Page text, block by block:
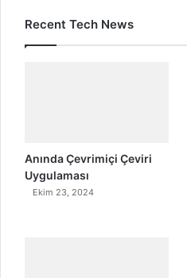
Recent Tech News
Anında Çevrimiçi Çeviri
Uygulaması
Ekim 23, 2024